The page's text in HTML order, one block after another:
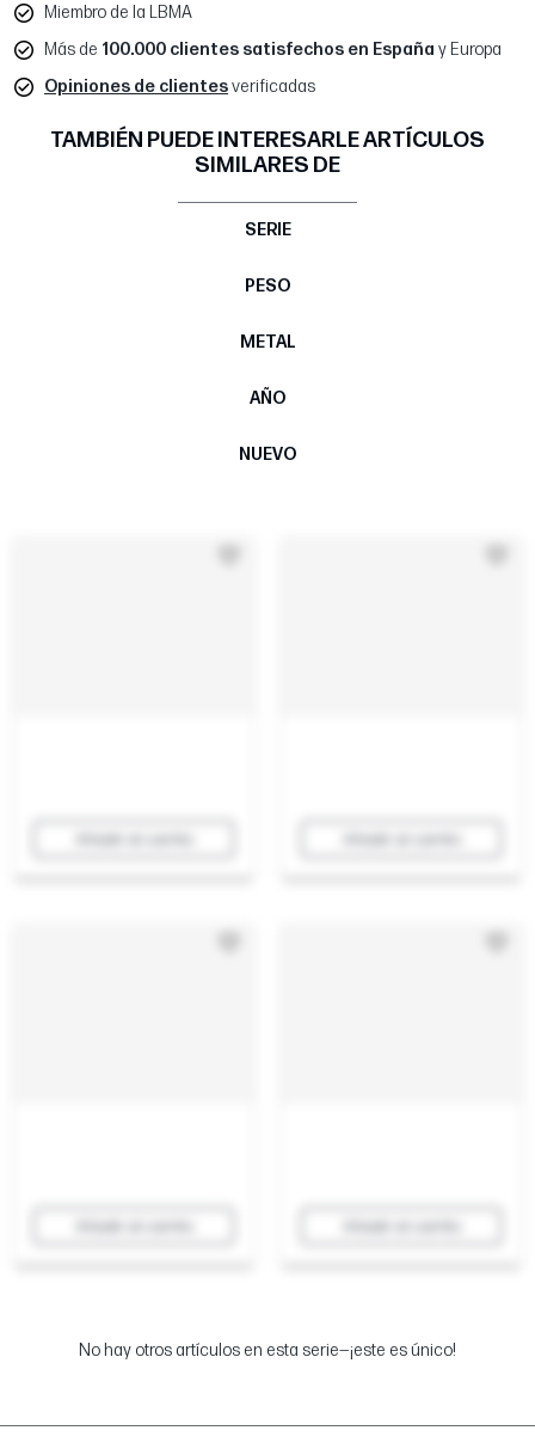
Miembro de la LBMA
Más de 100.000 clientes satisfechos en España y Europa
Opiniones de clientesverificadas
TAMBIÉN PUEDE INTERESARLE ARTÍCULOS
SIMILARES DE
SERIE
PESO
METAL
AÑO
NUEVO
No hay otros artículos en esta serie—¡este es único!